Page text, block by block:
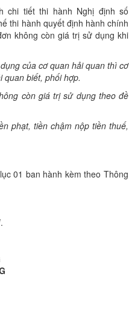
chi tiết thi hành Nghị định số
thi hành quyết định hành chính
không còn giá trị sử dụng khi
của cơ quan hải quan thì cơ
biết, phối hợp.
còn giá trị sử dụng theo đề
phạt, tiền chậm nộp tiền thuế,
01 ban hành kèm theo Thông